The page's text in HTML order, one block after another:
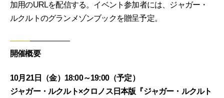
加用のURLを配信する。イベント参加者には、ジャガー・
ルクルトのグランメゾンブックを贈呈予定。
開催概要
10月21日（金）18:00～19:00（予定）
ジャガー・ルクルト×クロノス日本版『ジャガー・ルクルト